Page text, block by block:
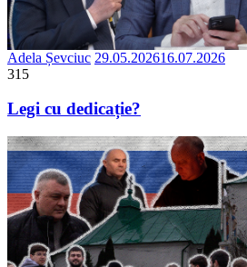
Adela Șevciuc 29.05.202616.07.2026
315
Legi cu dedicație?